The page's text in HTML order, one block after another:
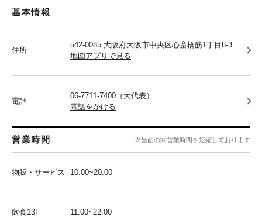
基本情報
住所
542-0085 大阪府大阪市中央区心斎橋筋1丁目8-3
地図アプリで見る
電話
06-7711-7400（大代表）
電話をかける
営業時間 ※当面の間営業時間を短縮しております
物販・サービス 10:00~20:00
飲食13F 11:00~22:00